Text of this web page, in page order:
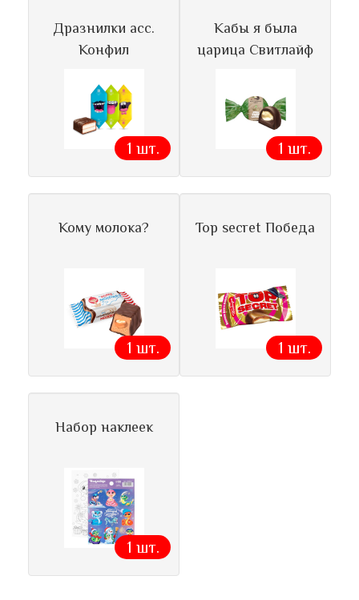
Дразнилки асс.
Конфил
1 шт.
Кабы я была
царица Свитлайф
1 шт.
Кому молока?
1 шт.
Top secret Победа
1 шт.
Набор наклеек
1 шт.